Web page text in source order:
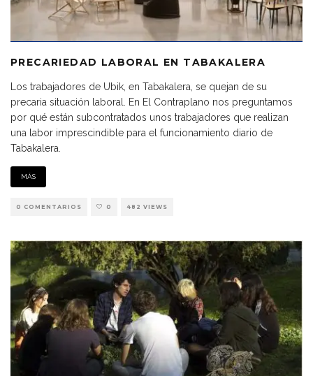
PRECARIEDAD LABORAL EN TABAKALERA
Los trabajadores de Ubik, en Tabakalera, se quejan de su
precaria situación laboral. En El Contraplano nos preguntamos
por qué están subcontratados unos trabajadores que realizan
una labor imprescindible para el funcionamiento diario de
Tabakalera.
MÁS
0 COMENTARIOS 0 482 VIEWS